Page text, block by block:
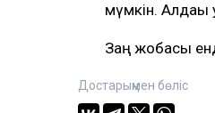
мүмкін. Алдағы
Заң жобасы
Достарыңмен бөліс